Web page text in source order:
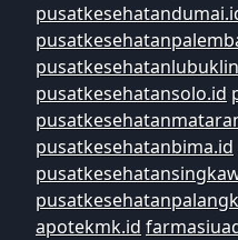
pusatkesehatansolo.id
pusatkesehatanbima.id
apotekmk.id